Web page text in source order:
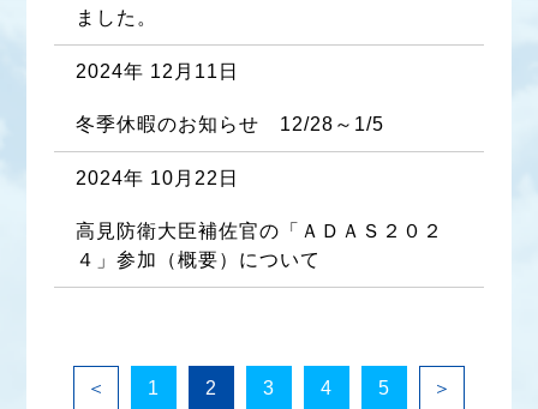
ました。
2024年 12月11日
冬季休暇のお知らせ　12/28～1/5
2024年 10月22日
高見防衛大臣補佐官の「ＡＤＡＳ２０２
４」参加（概要）について
＜ 1 2 3 4 5 ＞